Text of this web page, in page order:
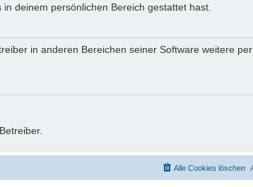
deinem persönlichen Bereich gestattet hast.
in anderen Bereichen seiner Software weitere
Alle Cookies löschen